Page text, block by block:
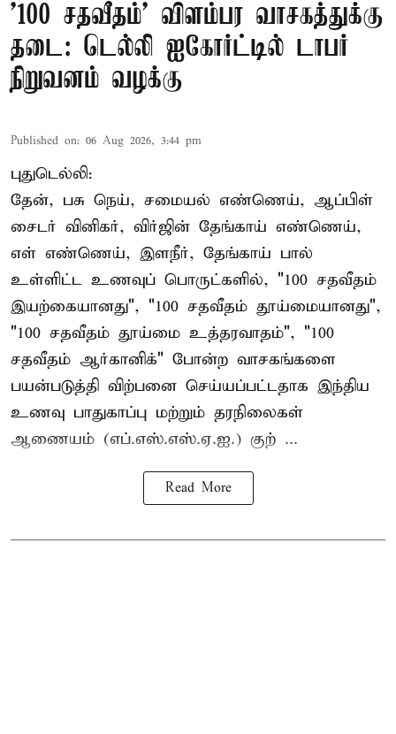
'100 சதவீதம்' விளம்பர வாசகத்துக்கு
தடை: டெல்லி ஐகோர்ட்டில் டாபர்
நிறுவனம் வழக்கு
Published on: 06 Aug 2026, 3:44 pm
புதுடெல்லி:
தேன், பசு நெய், சமையல் எண்ணெய், ஆப்பிள்
சைடர் வினிகர், விர்ஜின் தேங்காய் எண்ணெய்,
எள் எண்ணெய், இளநீர், தேங்காய் பால்
உள்ளிட்ட உணவுப் பொருட்களில், "100 சதவீதம்
இயற்கையானது", "100 சதவீதம் தூய்மையானது",
"100 சதவீதம் தூய்மை உத்தரவாதம்", "100
சதவீதம் ஆர்கானிக்" போன்ற வாசகங்களை
பயன்படுத்தி விற்பனை செய்யப்பட்டதாக இந்திய
உணவு பாதுகாப்பு மற்றும் தரநிலைகள்
ஆணையம் (எப்.எஸ்.எஸ்.ஏ.ஐ.) குற் ...
Read More